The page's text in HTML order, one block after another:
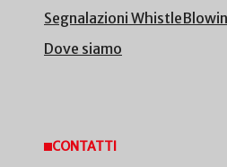
Segnalazioni
Dove siamo
CONTATTI